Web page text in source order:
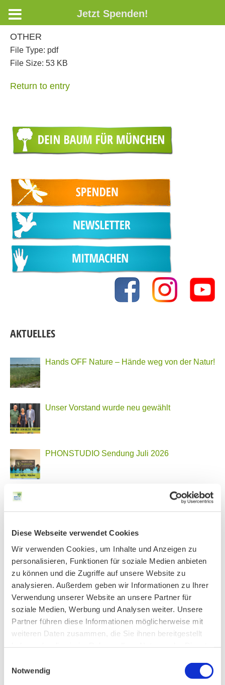
Diese Webseite verwendet Cookies
Wir verwenden Cookies, um Inhalte und Anzeigen zu
personalisieren, Funktionen für soziale Medien anbieten
zu können und die Zugriffe auf unsere Website zu
analysieren. Außerdem geben wir Informationen zu Ihrer
Verwendung unserer Website an unsere Partner für
soziale Medien, Werbung und Analysen weiter. Unsere
Partner führen diese Informationen möglicherweise mit
weiteren Daten zusammen, die Sie ihnen bereitgestellt
Notwendig
OTHER
File Type: pdf
File Size: 53 KB
Return to entry
AKTUELLES
Hands OFF Nature – Hände weg von der Natur!
Unser Vorstand wurde neu gewählt
PHONSTUDIO Sendung Juli 2026
Ankündigung Jahres-Mitgliederversammlung
2026
BN MÜNCHEN AUF SOCIAL MEDIA
AKTIV IN STADT UND LANDKREIS MÜNCHEN:
Jetzt Spenden!